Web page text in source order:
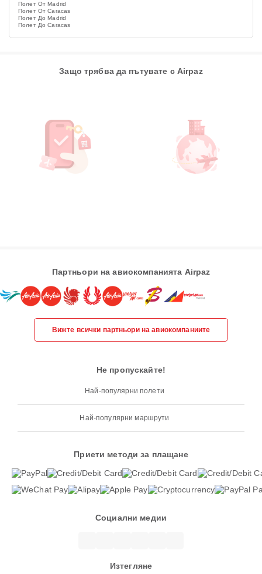
Полет От Madrid
Полет От Caracas
Полет До Madrid
Полет До Caracas
Защо трябва да пътувате с Airpaz
Партньори на авиокомпанията Airpaz
Вижте всички партньори на авиокомпаниите
Не пропускайте!
Най-популярни полети
Най-популярни маршрути
Приети методи за плащане
Социални медии
Изтегляне